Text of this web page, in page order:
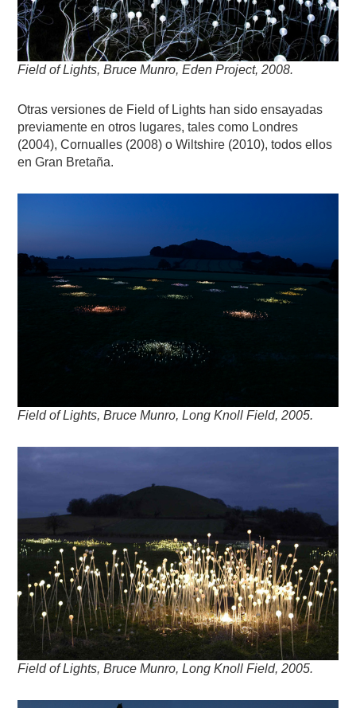
Field of Lights, Bruce Munro, Eden Project, 2008.
Otras versiones de Field of Lights han sido ensayadas
previamente en otros lugares, tales como Londres
(2004), Cornualles (2008) o Wiltshire (2010), todos ellos
en Gran Bretaña.
Field of Lights, Bruce Munro, Long Knoll Field, 2005.
Field of Lights, Bruce Munro, Long Knoll Field, 2005.